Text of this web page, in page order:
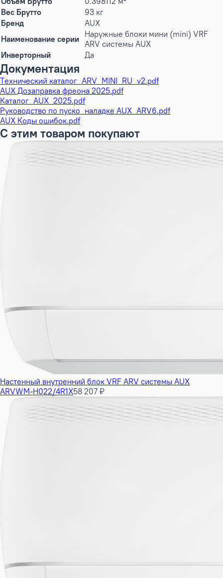
Вес Брутто
93 кг
Бренд
AUX
Наименование серии Наружные блоки мини (mini) VRF
ARV системы AUX
Инверторный
Да
Документация
Tехнический каталог_ARV_MINI_RU_v2.pdf
AUX Дозаправка фреона 2025.pdf
Каталог_AUX_2025.pdf
Руководство по пуско_наладке AUX_ARV6.pdf
AUX Коды ошибок.pdf
С этим товаром покупают
Настенный внутренний блок VRF ARV системы AUX
ARVWM-H022/4R1X58 207 ₽